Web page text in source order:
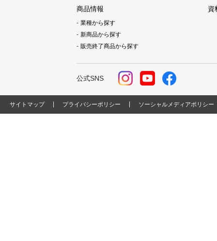
商品情報
業種から探す
新商品から探す
販売終了商品から探す
資
公式SNS
サイトマップ プライバシーポリシー ソーシャルメディアポリシー